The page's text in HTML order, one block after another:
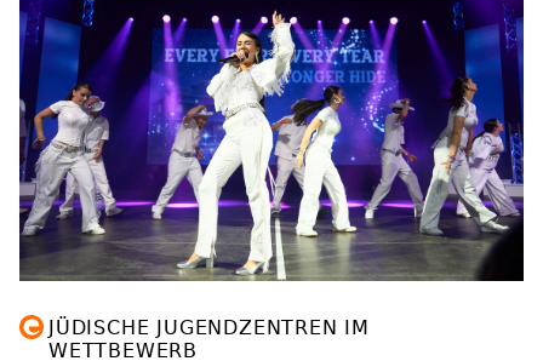
JÜDISCHE JUGENDZENTREN IM
WETTBEWERB